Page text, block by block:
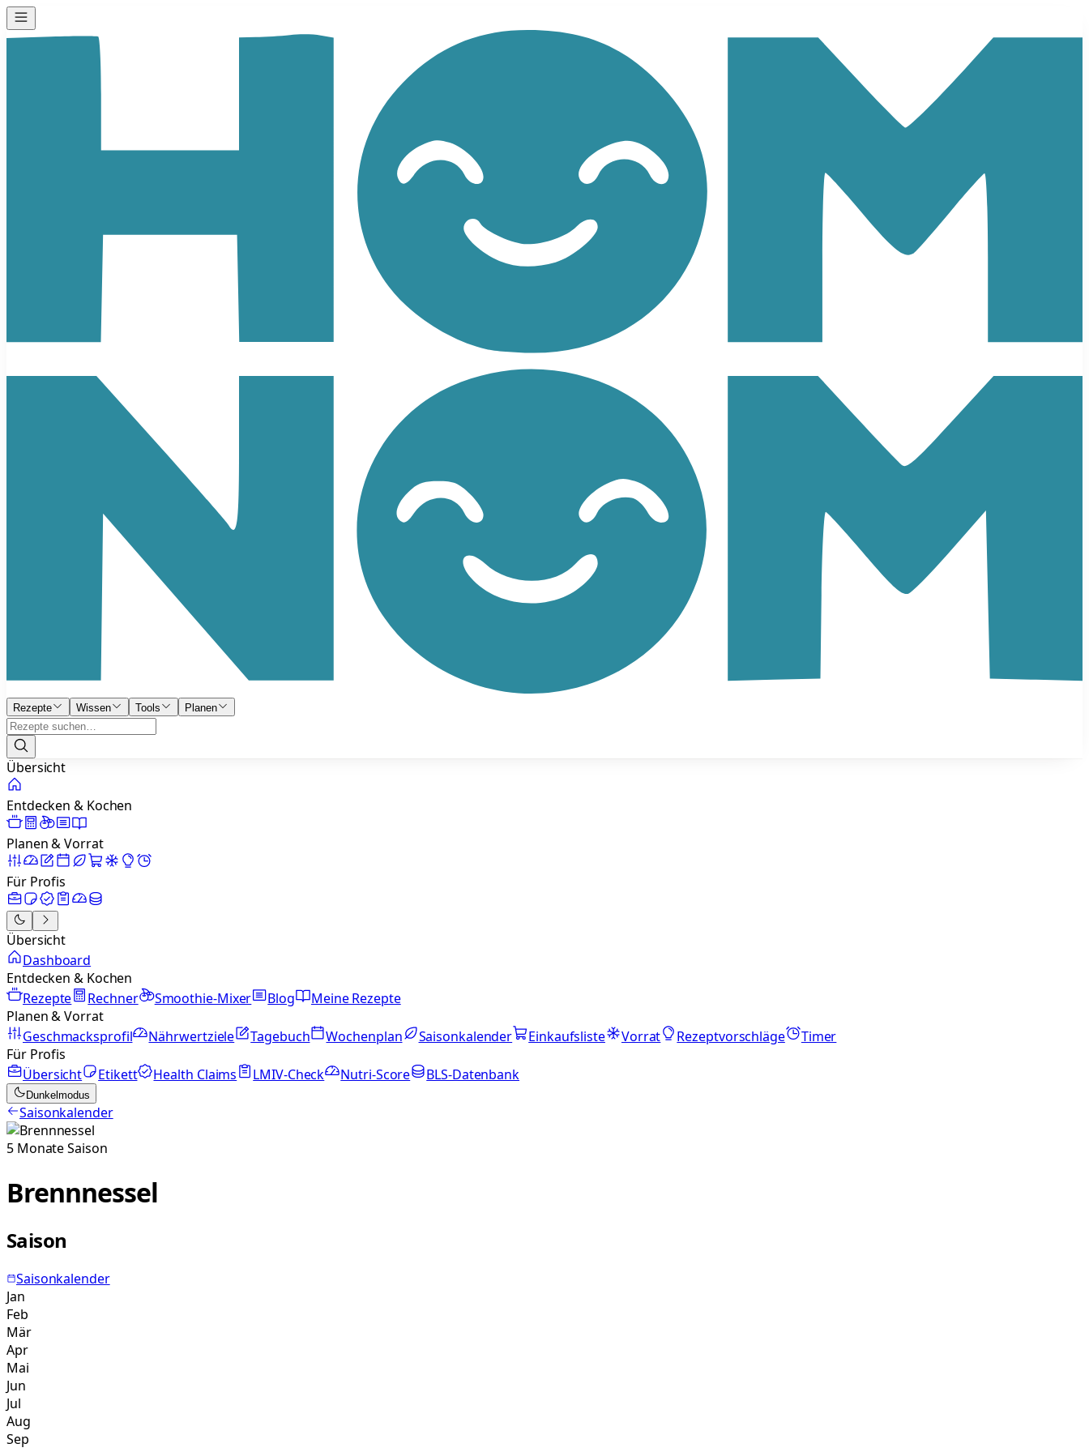
Rezepte Wissen Tools Planen
Übersicht
Entdecken & Kochen
Planen & Vorrat
Für Profis
Übersicht
Dashboard
Entdecken & Kochen
Rezepte
Rechner Smoothie-Mixer Blog
Meine Rezepte
Planen & Vorrat
Geschmacksprofil
Nährwertziele Tagebuch Wochenplan Saisonkalender Einkaufsliste Vorrat Rezeptvorschläge
Timer
Für Profis
Übersicht
Etikett Health Claims LMIV-Check Nutri-Score BLS-Datenbank
Dunkelmodus
Saisonkalender
5 MonateSaison
Brennnessel
Saison
Saisonkalender
Jan
Feb
Mär
Apr
Mai
Jun
Jul
Aug
Sep